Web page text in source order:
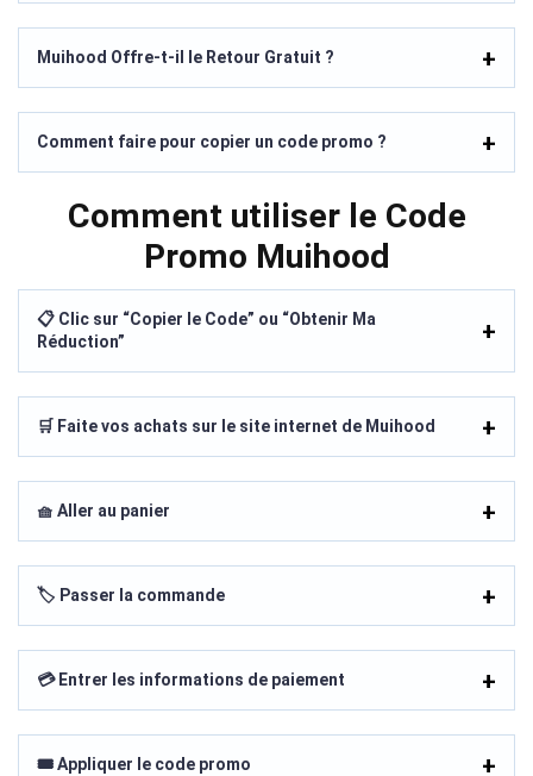
Muihood Offre-t-il le Retour Gratuit ?
Comment faire pour copier un code promo ?
Comment utiliser le Code
Promo Muihood
📋 Clic sur “Copier le Code” ou “Obtenir Ma
Réduction”
🛒 Faite vos achats sur le site internet de Muihood
🧺 Aller au panier
🏷️ Passer la commande
💳 Entrer les informations de paiement
🎟️ Appliquer le code promo